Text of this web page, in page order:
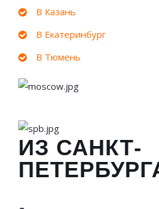
В Казань
В Екатеринбург
В Тюмень
ИЗ САНКТ-